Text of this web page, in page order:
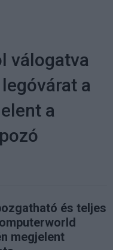
válogatva
a
a
és teljes
megjelent